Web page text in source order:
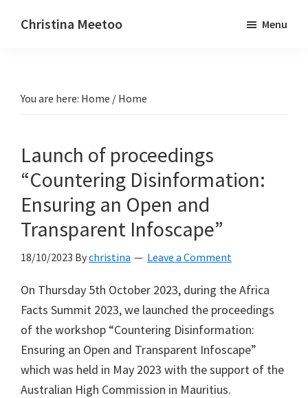
Christina Meetoo
and
Menu
You are here: Home / Home
Launch of proceedings
“Countering Disinformation:
Ensuring an Open and
Transparent Infoscape”
18/10/2023 Bychristina Leave a Comment
On Thursday 5th October 2023, during the Africa
Facts Summit 2023, we launched the proceedings
of the workshop “Countering Disinformation:
Ensuring an Open and Transparent Infoscape”
which was held in May 2023 with the support of the
Australian High Commission in Mauritius.